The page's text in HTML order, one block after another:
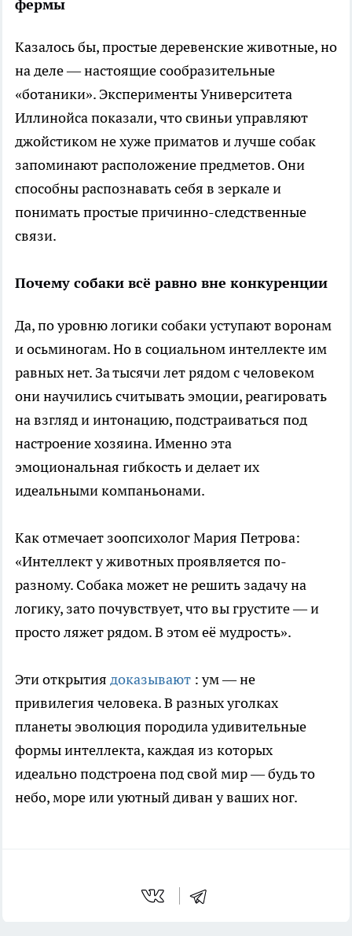
фермы
Казалось бы, простые деревенские животные, но
на деле — настоящие сообразительные
«ботаники». Эксперименты Университета
Иллинойса показали, что свиньи управляют
джойстиком не хуже приматов и лучше собак
запоминают расположение предметов. Они
способны распознавать себя в зеркале и
понимать простые причинно-следственные
связи.
Почему собаки всё равно вне конкуренции
Да, по уровню логики собаки уступают воронам
и осьминогам. Но в социальном интеллекте им
равных нет. За тысячи лет рядом с человеком
они научились считывать эмоции, реагировать
на взгляд и интонацию, подстраиваться под
настроение хозяина. Именно эта
эмоциональная гибкость и делает их
идеальными компаньонами.
Как отмечает зоопсихолог Мария Петрова:
«Интеллект у животных проявляется по-
разному. Собака может не решить задачу на
логику, зато почувствует, что вы грустите — и
просто ляжет рядом. В этом её мудрость».
Эти открытия доказывают : ум — не
привилегия человека. В разных уголках
планеты эволюция породила удивительные
формы интеллекта, каждая из которых
идеально подстроена под свой мир — будь то
небо, море или уютный диван у ваших ног.